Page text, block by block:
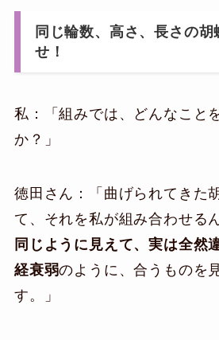
同じ輪数、高さ、長さの胡
せ！
私：「組みでは、どんなこと
か？」
徳田さん：「曲げられてきた
て、それを私が組み合わせる
同じように見えて、実は全然
経衰弱のように、合うものを
す。」